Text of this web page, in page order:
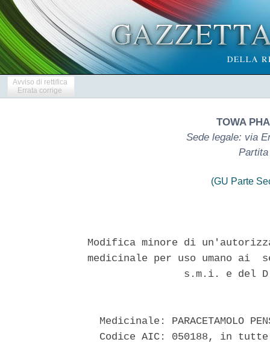
Avviso di rettifica
Errata corrige
TOWA
Sede legale: via
Partita
(GU Parte
Modifica minore di
medicinale per uso umano ai
s.m.i. e del
Medicinale: PARACETAMOLO
Codice AIC: 050188, in